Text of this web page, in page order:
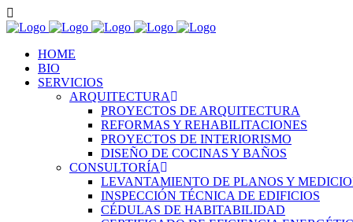
HOME
BIO
SERVICIOS
ARQUITECTURA
PROYECTOS DE ARQUITECTURA
REFORMAS Y REHABILITACIONES
PROYECTOS DE INTERIORISMO
DISEÑO DE COCINAS Y BAÑOS
CONSULTORÍA
LEVANTAMIENTO DE PLANOS Y
INSPECCIÓN TÉCNICA DE EDIFICIOS
CÉDULAS DE HABITABILIDAD